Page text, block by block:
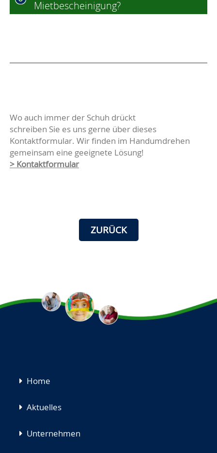
Mietbescheinigung?
Wo auch immer der Schuh drückt
schreiben Sie es uns gerne über dieses
Kontaktformular. Wir finden im Handumdrehen
gemeinsam eine geeignete Lösung!
> Kontaktformular
ZURÜCK
Navigation
Home
Aktuelles
Unternehmen